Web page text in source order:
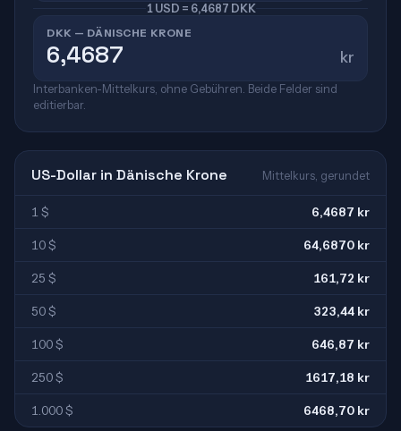
1 USD = 6,4687 DKK
DKK — DÄNISCHE KRONE
kr
Interbanken-Mittelkurs, ohne Gebühren. Beide Felder sind
editierbar.
US-Dollar in Dänische Krone Mittelkurs, gerundet
1 $ 6,4687 kr
10 $ 64,6870 kr
25 $ 161,72 kr
50 $ 323,44 kr
100 $ 646,87 kr
250 $ 1617,18 kr
1.000 $ 6468,70 kr